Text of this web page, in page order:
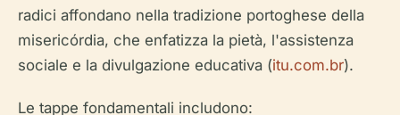
radici affondano nella tradizione portoghese della
misericórdia, che enfatizza la pietà, l'assistenza
sociale e la divulgazione educativa (itu.com.br).
Le tappe fondamentali includono: